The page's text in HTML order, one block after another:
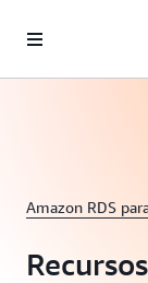
Amazon RDS